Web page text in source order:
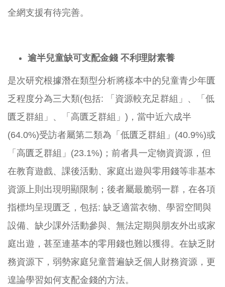
全網支援有待完善。
逾半兒童缺可支配金錢 不利理財素養
是次研究根據潛在類型分析將樣本中的兒童青少年匱
乏程度分為三大類(包括: 「資源較充足群組」、「低
匱乏群組」、「高匱乏群組」)，當中近六成半
(64.0%)受訪者屬第二類為「低匱乏群組」(40.9%)或
「高匱乏群組」(23.1%)；前者具一定物資資源，但
在教育遊戲、課後活動、家庭出遊與零用錢等非基本
資源上則出現明顯限制；後者屬最脆弱一群，在各項
指標均呈現匱乏，包括: 缺乏適當衣物、學習空間與
設備、缺少課外活動參與、無法定期與朋友外出或家
庭出遊，甚至連基本的零用錢也難以獲得。在缺乏財
務資源下，弱勢家庭兒童普遍缺乏個人財務資源，更
遑論學習如何支配金錢的方法。